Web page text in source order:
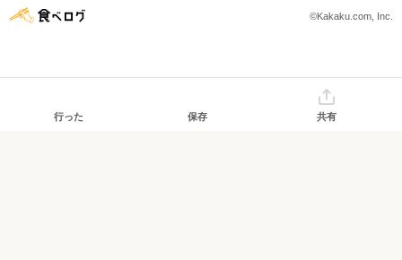
©Kakaku.com, Inc.
行った 保存 共有